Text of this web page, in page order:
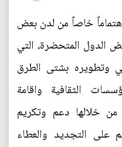
اهتماماً خاصاً من لدن بعض
الدول المتحضرة، التي
وتطويره بشتى الطرق
الثقافية واقامة
من خلالها دعم وتكريم
على التجديد والعطاء